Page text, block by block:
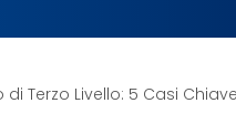
Terzo Livello: 5 Casi Chiave